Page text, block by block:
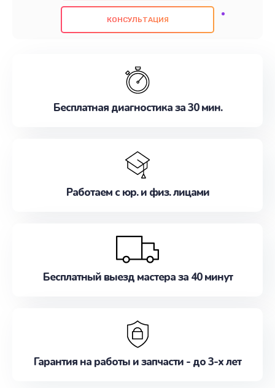
также гарантируем качество всех
проведенных работ. Наша цель - предоставить
наилучшим образом. Не медлите записаться на
КОНСУЛЬТАЦИЯ
Бесплатная диагностика за 30 мин.
Работаем с юр. и физ. лицами
Бесплатный выезд мастера за 40 минут
Гарантия на работы и запчасти - до 3-х лет